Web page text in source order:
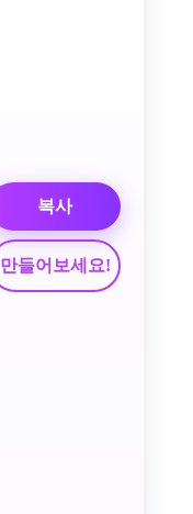
복사
만들어보세요!